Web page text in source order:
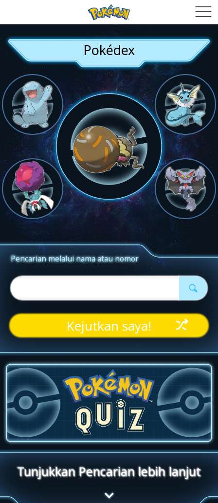
Pokédex
Kejutkan saya!
Tunjukkan Pencarian lebih lanjut